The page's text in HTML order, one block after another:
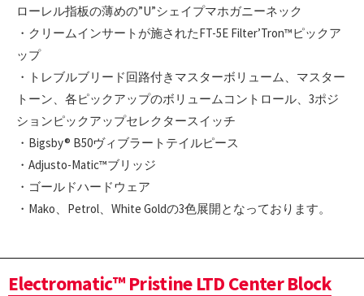
ローレル指板の薄めの”U”シェイプマホガニーネック
・クリームインサートが施されたFT-5E Filter’Tron™ピックア
ップ
・トレブルブリード回路付きマスターボリューム、マスター
トーン、各ピックアップのボリュームコントロール、3ポジ
ションピックアップセレクタースイッチ
・Bigsby® B50ヴィブラートテイルピース
・Adjusto-Matic™ブリッジ
・ゴールドハードウェア
・Mako、Petrol、White Goldの3色展開となっております。
Electromatic™ Pristine LTD Center Block